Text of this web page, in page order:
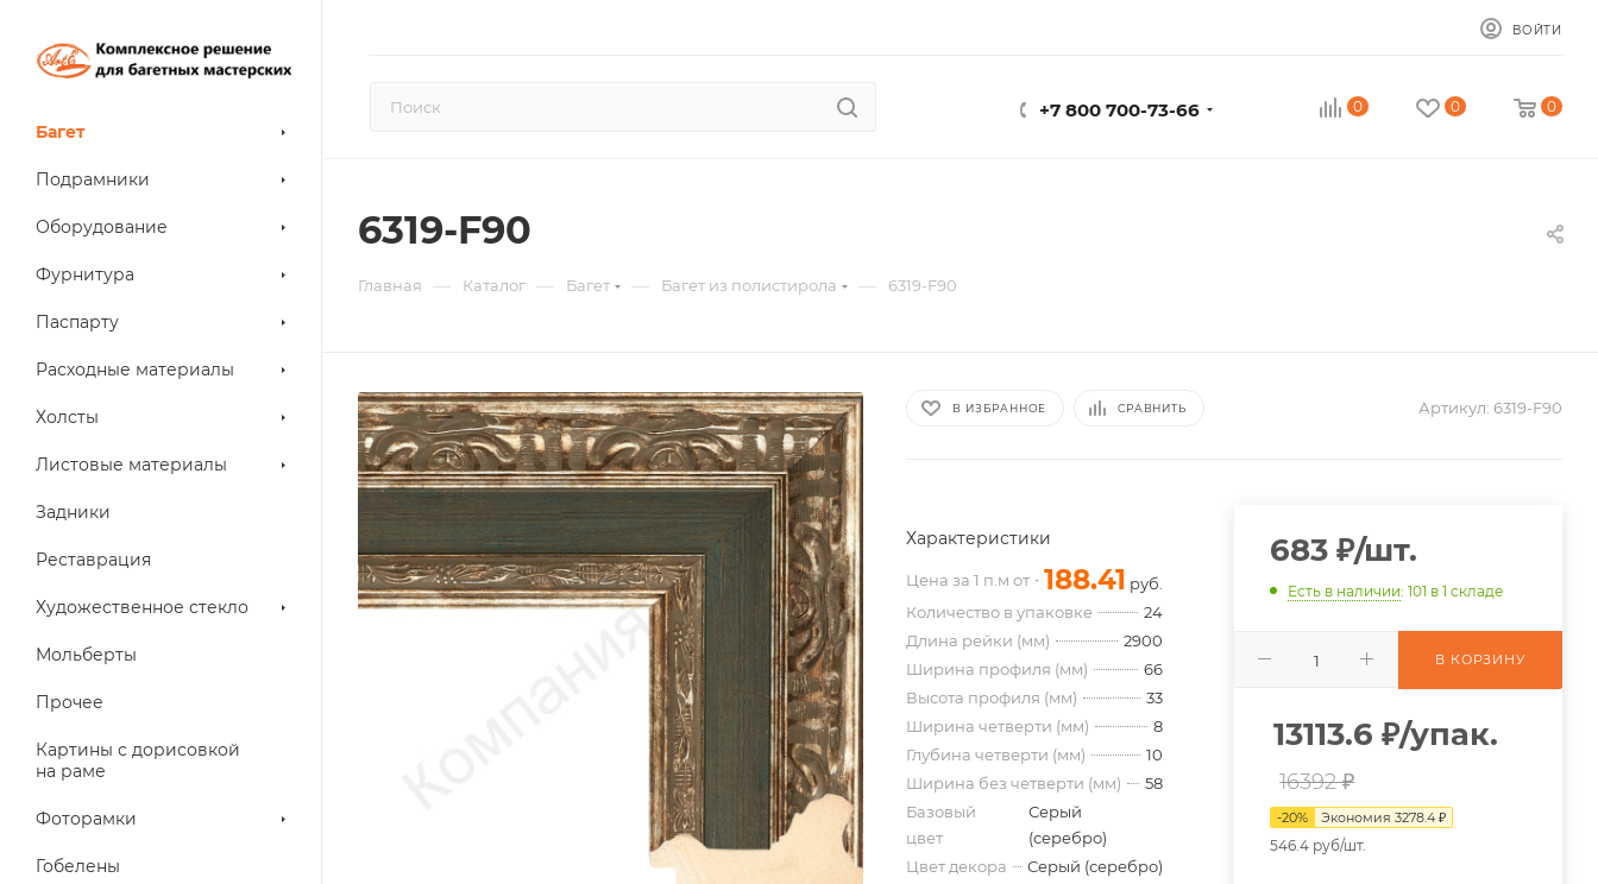
ВОЙТИ
+7 800 700-73-66 0 0 0
Багет
Подрамники
Оборудование
Фурнитура
Паспарту
Расходные материалы
Холсты
Листовые материалы
Задники
Реставрация
Художественное стекло
Мольберты
Прочее
Картины с дорисовкой
на раме
Фоторамки
Гобелены
6319-F90
Главная — Каталог — Багет — Багет из полистирола — 6319-F90
В ИЗБРАННОЕ СРАВНИТЬ Артикул: 6319-F90
Характеристики
Цена за 1 п.м от 188.41 руб.
Количество в упаковке
24
Длина рейки (мм)
2900
Ширина профиля (мм)
66
Высота профиля (мм)
33
Ширина четверти (мм)
8
Глубина четверти (мм)
10
Ширина без четверти (мм)
58
Базовый
цвет
Серый
(серебро)
Цвет декора
Серый (серебро)
683 ₽/шт.
Есть в наличии: 101 в 1 складе
В КОРЗИНУ
13113.6 ₽/упак.
16392 ₽
-20% Экономия3278.4 ₽
546.4 руб/шт.